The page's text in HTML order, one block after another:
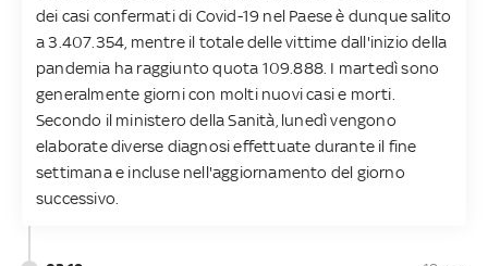
dei casi confermati di Covid-19 nel Paese è dunque salito
a 3.407.354, mentre il totale delle vittime dall'inizio della
pandemia ha raggiunto quota 109.888. I martedì sono
generalmente giorni con molti nuovi casi e morti.
Secondo il ministero della Sanità, lunedì vengono
elaborate diverse diagnosi effettuate durante il fine
settimana e incluse nell'aggiornamento del giorno
successivo.